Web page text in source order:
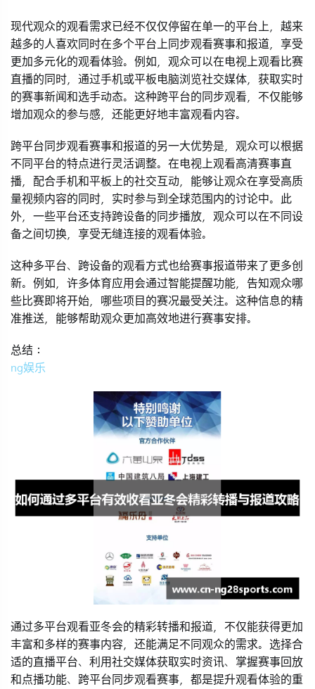
现代观众的观看需求已经不仅仅停留在单一的平台上，越来
越多的人喜欢同时在多个平台上同步观看赛事和报道，享受
更加多元化的观看体验。例如，观众可以在电视上观看比赛
直播的同时，通过手机或平板电脑浏览社交媒体，获取实时
的赛事新闻和选手动态。这种跨平台的同步观看，不仅能够
增加观众的参与感，还能更好地丰富观看内容。
跨平台同步观看赛事和报道的另一大优势是，观众可以根据
不同平台的特点进行灵活调整。在电视上观看高清赛事直
播，配合手机和平板上的社交互动，能够让观众在享受高质
量视频内容的同时，实时参与到全球范围内的讨论中。此
外，一些平台还支持跨设备的同步播放，观众可以在不同设
备之间切换，享受无缝连接的观看体验。
这种多平台、跨设备的观看方式也给赛事报道带来了更多创
新。例如，许多体育应用会通过智能提醒功能，告知观众哪
些比赛即将开始，哪些项目的赛况最受关注。这种信息的精
准推送，能够帮助观众更加高效地进行赛事安排。
总结：
ng娱乐
通过多平台观看亚冬会的精彩转播和报道，不仅能获得更加
丰富和多样的赛事内容，还能满足不同观众的需求。选择合
适的直播平台、利用社交媒体获取实时资讯、掌握赛事回放
和点播功能、跨平台同步观看赛事，都是提升观看体验的重